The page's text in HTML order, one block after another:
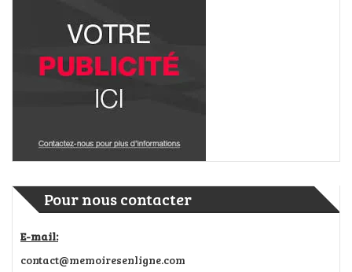
Pour nous contacter
E-mail:
contact@memoiresenligne.com